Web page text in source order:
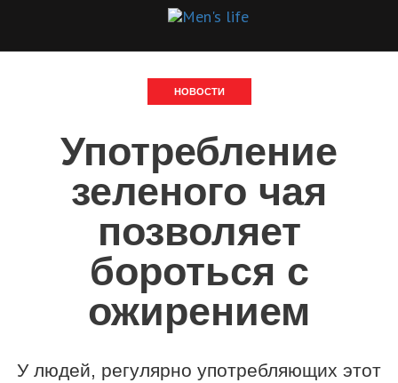
НОВОСТИ
Употребление
зеленого чая
позволяет
бороться с
ожирением
У людей, регулярно употребляющих этот